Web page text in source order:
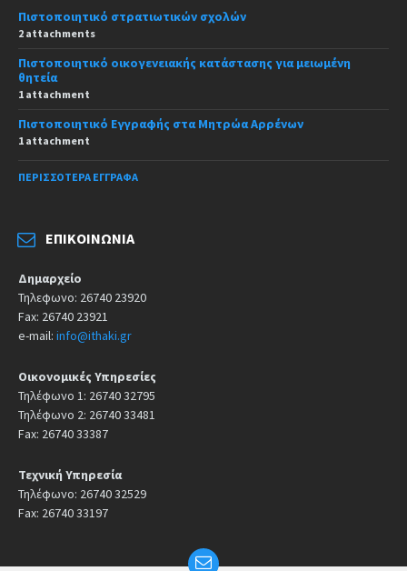
Πιστοποιητικό στρατιωτικών σχολών
2 attachments
Πιστοποιητικό οικογενειακής κατάστασης για μειωμένη
θητεία
1 attachment
Πιστοποιητικό Εγγραφής στα Μητρώα Αρρένων
1 attachment
ΠΕΡΙΣΣΌΤΕΡΑ ΈΓΓΡΑΦΑ
ΕΠΙΚΟΙΝΩΝΊΑ
Δημαρχείο
Τηλεφωνο: 26740 23920
Fax: 26740 23921
e-mail: info@ithaki.gr
Οικονομικές Υπηρεσίες
Τηλέφωνο 1: 26740 32795
Τηλέφωνο 2: 26740 33481
Fax: 26740 33387
Τεχνική Υπηρεσία
Τηλέφωνο: 26740 32529
Fax: 26740 33197